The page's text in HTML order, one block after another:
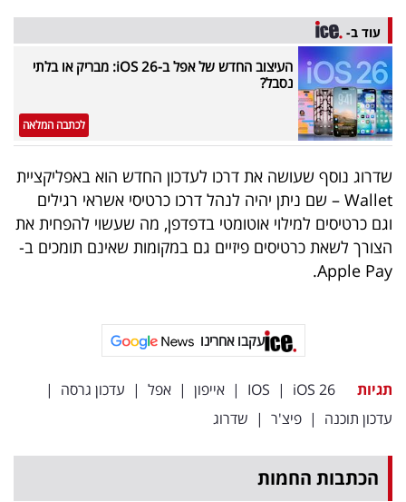
אדום
פרסמו
באייס
עקבו
אחרינו:
עוד ב-
העיצוב החדש של אפל ב-iOS 26: מבריק או בלתי
נסבל?
לכתבה המלאה
שדרוג נוסף שעושה את דרכו לעדכון החדש הוא באפליקציית
Wallet – שם ניתן יהיה לנהל דרכו כרטיסי אשראי רגילים
וגם כרטיסים למילוי אוטומטי בדפדפן, מה שעשוי להפחית את
הצורך לשאת כרטיסים פיזיים גם במקומות שאינם תומכים ב-
Apple Pay.
עקבו אחרינו
תגיות IOS | iOS 26
| אייפון | אפל | עדכון גרסה |
עדכון תוכנה | פיצ'ר | שדרוג
הכתבות החמות